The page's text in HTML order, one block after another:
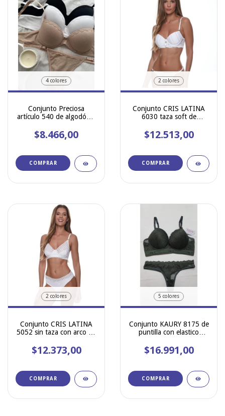
4 colores
Conjunto Preciosa
artículo 540 de algodón y
$8.466,00
COMPRAR
2 colores
Conjunto CRIS LATINA
6030 taza soft de
rayas combinada con
puntilla y less regulable
$12.513,00
COMPRAR
2 colores
Conjunto CRIS LATINA
5052 sin taza con arco de
puntilla tramado bastones
y colaless - Talle especial
$12.373,00
COMPRAR
5 colores
Conjunto KAURY 8175 de
puntilla con elastico
TAZA SOFT CON PUSH
UP Y COLA LESS.
$16.991,00
COMPRAR